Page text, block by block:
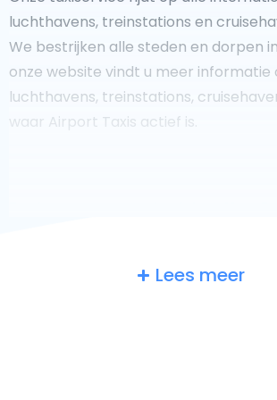
luchthavens, treinstations en
We bestrijken alle steden en dorpen
onze website vindt u meer informatie
luchthavens, treinstations,
waar Airport Taxis actief is.
Lees meer